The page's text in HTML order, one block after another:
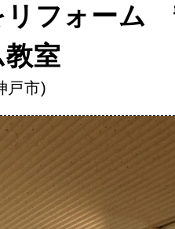
リフォーム
室
戸市)